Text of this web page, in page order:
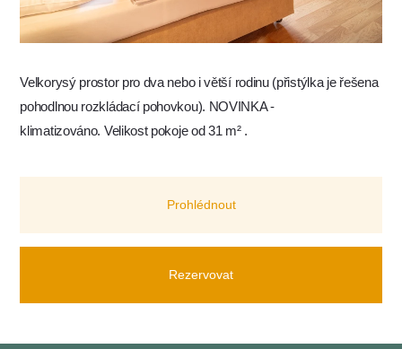
Velkorysý prostor pro dva nebo i větší rodinu (přistýlka je řešena
pohodlnou rozkládací pohovkou). NOVINKA -
klimatizováno. Velikost pokoje od 31 m² .
Prohlédnout
Rezervovat